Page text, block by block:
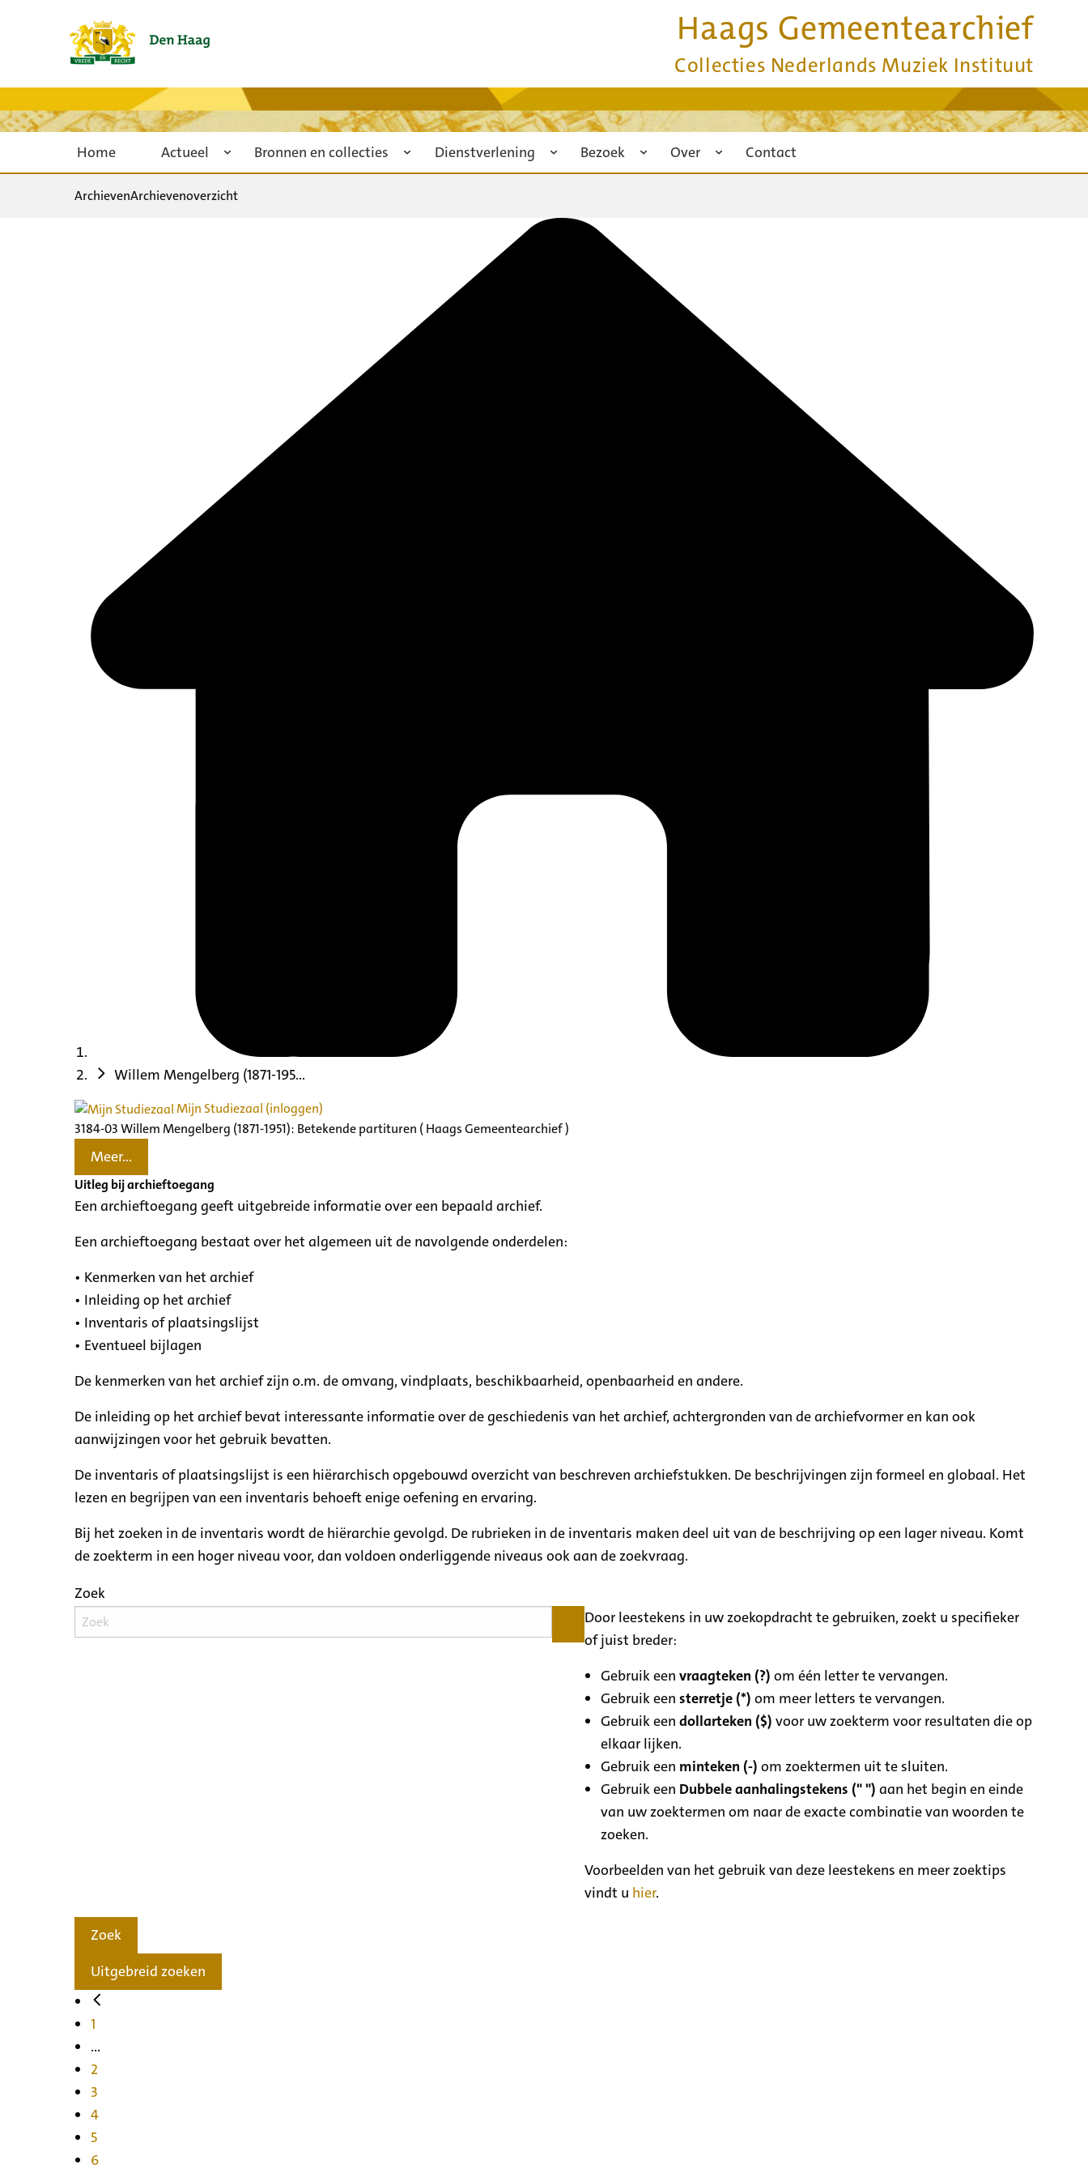
Haags Gemeentearchief
Collecties Nederlands Muziek Instituut
Home Actueel Bronnen en collecties Dienstverlening Bezoek Over Contact
ArchievenArchievenoverzicht
Willem Mengelberg (1871-195...
Mijn Studiezaal (inloggen)
3184-03 Willem Mengelberg (1871-1951): Betekende partituren ( Haags Gemeentearchief )
Meer...
Uitleg bij archieftoegang
Een archieftoegang geeft uitgebreide informatie over een bepaald archief.
Een archieftoegang bestaat over het algemeen uit de navolgende onderdelen:
• Kenmerken van het archief
• Inleiding op het archief
• Inventaris of plaatsingslijst
• Eventueel bijlagen
De kenmerken van het archief zijn o.m. de omvang, vindplaats, beschikbaarheid, openbaarheid en andere.
De inleiding op het archief bevat interessante informatie over de geschiedenis van het archief, achtergronden van de archiefvormer en kan ook
aanwijzingen voor het gebruik bevatten.
De inventaris of plaatsingslijst is een hiërarchisch opgebouwd overzicht van beschreven archiefstukken. De beschrijvingen zijn formeel en globaal. Het
lezen en begrijpen van een inventaris behoeft enige oefening en ervaring.
Bij het zoeken in de inventaris wordt de hiërarchie gevolgd. De rubrieken in de inventaris maken deel uit van de beschrijving op een lager niveau. Komt
de zoekterm in een hoger niveau voor, dan voldoen onderliggende niveaus ook aan de zoekvraag.
Zoek
Door leestekens in uw zoekopdracht te gebruiken, zoekt u specifieker
of juist breder:
Gebruik eenvraagteken (?) om één letter te vervangen.
Gebruik eensterretje (*) om meer letters te vervangen.
Gebruik eendollarteken ($) voor uw zoekterm voor resultaten die op
elkaar lijken.
Gebruik een minteken (-) om zoektermen uit te sluiten.
Gebruik een Dubbele aanhalingstekens (" ") aan het begin en einde
van uw zoektermen om naar de exacte combinatie van woorden te
zoeken.
Voorbeelden van het gebruik van deze leestekens en meer zoektips
vindt u hier.
Zoek
Uitgebreid zoeken
1
...
2
3
4
5
6